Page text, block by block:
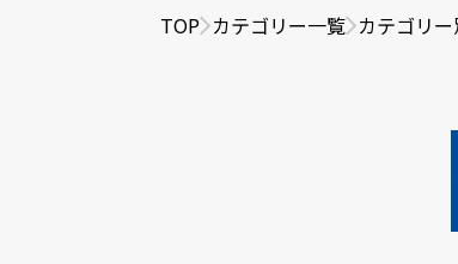
TOP カテゴリー一覧 カテゴリ